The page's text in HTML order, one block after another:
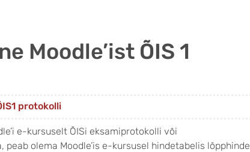
Moodle’ist ÕIS 1
protokolli
e-kursuselt ÕISi eksamiprotokolli või
olema Moodle’is e-kursusel hindetabelis lõpphinde